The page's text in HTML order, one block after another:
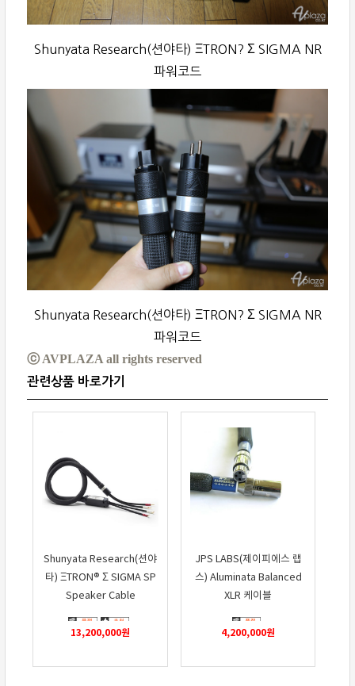
Shunyata Research(션야타) ΞTRON? Σ SIGMA NR
파워코드
Shunyata Research(션야타) ΞTRON? Σ SIGMA NR
파워코드
ⓒ AVPLAZA all rights reserved
Shunyata Research(션야
타) ΞTRON® Σ SIGMA SP
Speaker Cable
13,200,000원
JPS LABS(제이피에스 랩
스) Aluminata Balanced
XLR 케이블
4,200,000원